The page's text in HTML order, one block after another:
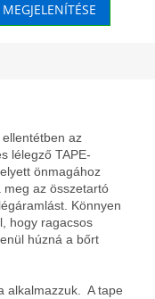
az
lélegző TAPE-
önmagához
meg az összetartó
Könnyen
hogy ragacsos
húzná a bőrt
alkalmazzuk. A tape